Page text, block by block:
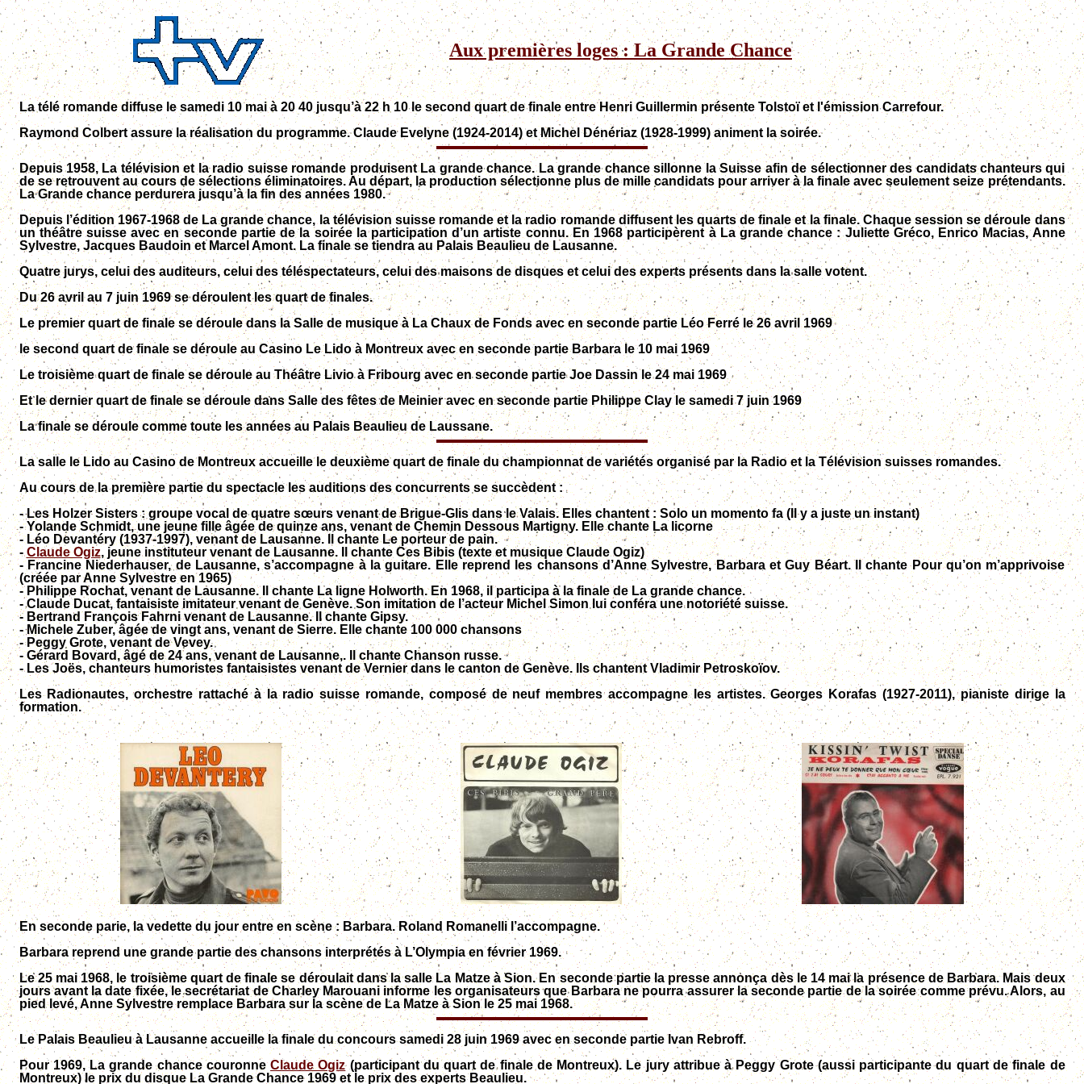
Aux premières loges : La Grande Chance
La télé romande diffuse le samedi 10 mai à 20 40 jusqu’à 22 h 10 le second quart de finale entre Henri Guillermin présente Tolstoï et l'émission Carrefour.
Raymond Colbertassure la réalisation du programme.Claude Evelyne (1924-2014) et Michel Dénériaz (1928-1999) animent la soirée.
Depuis 1958, La télévision et la radio suisse romande produisent La grande chance. La grande chance sillonne la Suisse afin de sélectionner des candidats chanteurs qui
de se retrouvent au cours de sélections éliminatoires. Au départ, la production sélectionne plus de mille candidats pour arriver à la finale avec seulement seize prétendants.
La Grande chance perdurera jusqu’à la fin des années 1980.
Depuis l’édition 1967-1968 de La grande chance, la télévision suisse romande et la radio romande diffusent les quarts de finale et la finale. Chaque session se déroule dans
un théâtre suisse avec en seconde partie de la soirée la participation d’un artiste connu. En 1968 participèrent à La grande chance : Juliette Gréco, Enrico Macias, Anne
Sylvestre, Jacques Baudoin et Marcel Amont. La finale se tiendra au Palais Beaulieu de Lausanne.
Quatre jurys, celui des auditeurs, celui des téléspectateurs, celui des maisons de disques et celui des experts présents dans la salle votent.
Du 26 avril au 7 juin 1969 se déroulent les quart de finales.
Le premier quart de finale se déroule dans la Salle de musique à La Chaux de Fonds avec en seconde partie Léo Ferré le 26 avril 1969
le second quart de finale se déroule au Casino Le Lido à Montreux avec en seconde partie Barbara le 10 mai 1969
Le troisième quart de finale se déroule au Théâtre Livio à Fribourg avec en seconde partie Joe Dassin le 24 mai 1969
Et le dernier quart de finale se déroule dans Salle des fêtes de Meinier avec en seconde partie Philippe Clay le samedi 7 juin 1969
La finale se déroule comme toute les années au Palais Beaulieu de Laussane.
La salle le Lido au Casino de Montreux accueille le deuxième quart de finale du championnat de variétés organisé par la Radio et la Télévision suisses romandes.
Au cours de la première partie du spectacle les auditions des concurrents se succèdent :
- Les Holzer Sisters : groupe vocal de quatre sœurs venant de Brigue-Glis dans le Valais. Elles chantent : Solo un momento fa (Il y a juste un instant)
- Yolande Schmidt, une jeune fille âgée de quinze ans, venant de Chemin Dessous Martigny. Elle chante La licorne
- Léo Devantéry (1937-1997), venant de Lausanne. Il chante Le porteur de pain.
-Claude Ogiz, jeune instituteur venant de Lausanne. Il chante Ces Bibis (texte et musique Claude Ogiz)
- Francine Niederhauser, de Lausanne, s’accompagne à la guitare. Elle reprend les chansons d’Anne Sylvestre, Barbara et Guy Béart. Il chante Pour qu’on m’apprivoise
(créée par Anne Sylvestre en 1965)
- Philippe Rochat, venant de Lausanne. Il chante La ligne Holworth. En 1968, il participa à la finale de La grande chance.
- Claude Ducat, fantaisiste imitateur venant de Genève. Son imitation de l’acteur Michel Simon lui conféra une notoriété suisse.
- Bertrand François Fahrni venant de Lausanne. Il chante Gipsy.
- Michele Zuber, âgée de vingt ans, venant de Sierre. Elle chante 100 000 chansons
- Peggy Grote, venant de Vevey.
- Gérard Bovard, âgé de 24 ans, venant de Lausanne,. Il chante Chanson russe.
- Les Joës, chanteurs humoristes fantaisistes venant de Vernier dans le canton de Genève. Ils chantent Vladimir Petroskoïov.
Les Radionautes, orchestre rattaché à la radio suisse romande, composé de neuf membres accompagne les artistes. Georges Korafas (1927-2011), pianiste dirige la
formation.
En seconde parie, la vedette du jour entre en scène: Barbara.Roland Romanelli l’accompagne.
Barbara reprend une grande partie des chansons interprétés à L’Olympia en février 1969.
Le 25 mai 1968, le troisième quart de finale se déroulait dans la salle La Matze à Sion. En seconde partie la presse annonça dès le 14 maila présence de Barbara. Mais deux
jours avant la date fixée, le secrétariat de Charley Marouani informe les organisateurs que Barbara ne pourra assurer la seconde partie de la soirée comme prévu. Alors, au
pied levé, Anne Sylvestre remplace Barbara sur la scène de La Matze à Sion le 25 mai 1968.
Le Palais Beaulieu à Lausanne accueille la finale du concours samedi 28 juin 1969 avec en seconde partie Ivan Rebroff.
Pour 1969, La grande chance couronneClaude Ogiz(participant du quart de finale de Montreux). Le jury attribue à Peggy Grote (aussi participante du quart de finale de
Montreux) le prixdu disque La Grande Chance 1969et le prix des experts Beaulieu.